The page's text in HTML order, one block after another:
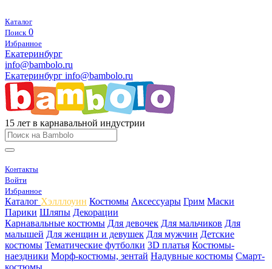
Каталог
Поиск 0
Избранное
Екатеринбург
info@bambolo.ru
Екатеринбург info@bambolo.ru
15 лет в карнавальной индустрии
Контакты
Войти
Избранное
Каталог Хэлллоуин Костюмы Аксессуары Грим Маски
Парики Шляпы Декорации
Карнавальные костюмы Для девочек Для мальчиков Для
малышей Для женщин и девушек Для мужчин Детские
костюмы Тематические футболки 3D платья Костюмы-
наездники Морф-костюмы, зентай Надувные костюмы Смарт-
костюмы